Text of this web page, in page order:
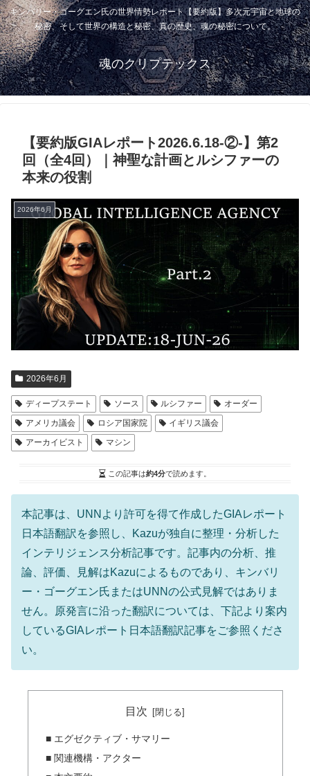
キンバリー・ゴーグエン氏の世界情勢レポート【要約版】多次元宇宙と地球の
秘密、そして世界の構造と秘密、真の歴史、魂の秘密について。
魂のクリプテックス
【要約版GIAレポート2026.6.18-②-】第2
回（全4回）｜神聖な計画とルシファーの
本来の役割
2026年6月
2026年6月
ディープステート ソース ルシファー
オーダー
アメリカ議会
ロシア国家院
イギリス議会
アーカイビスト
マシン
この記事は約4分で読めます。
本記事は、UNNより許可を得て作成したGIAレポート
日本語翻訳を参照し、Kazuが独自に整理・分析した
インテリジェンス分析記事です。記事内の分析、推
論、評価、見解はKazuによるものであり、キンバリ
ー・ゴーグエン氏またはUNNの公式見解ではありま
せん。原発言に沿った翻訳については、下記より案内
しているGIAレポート日本語翻訳記事をご参照くださ
い。
目次
■ エグゼクティブ・サマリー
■ 関連機構・アクター